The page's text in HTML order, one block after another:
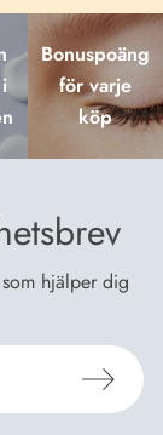
Bonuspoäng
för varje
köp
hjälper dig